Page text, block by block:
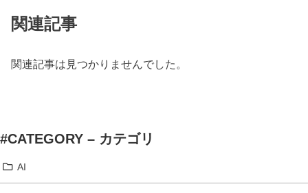
関連記事
関連記事は見つかりませんでした。
#CATEGORY – カテゴリ
AI